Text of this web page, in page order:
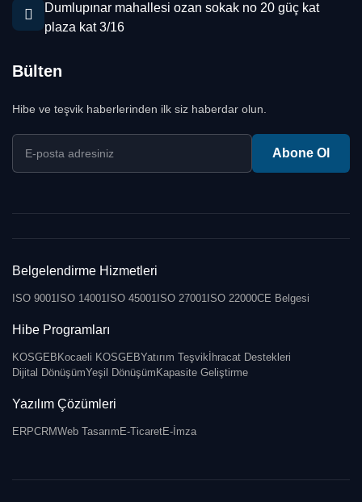
Dumlupınar mahallesi ozan sokak no 20 güç kat
plaza kat 3/16
Bülten
Hibe ve teşvik haberlerinden ilk siz haberdar olun.
Abone Ol
Belgelendirme Hizmetleri
ISO 9001 ISO 14001 ISO 45001 ISO 27001 ISO 22000CE Belgesi
Hibe Programları
KOSGEB Kocaeli KOSGEBYatırım Teşvik İhracat Destekleri
Dijital DönüşümYeşil Dönüşüm Kapasite Geliştirme
Yazılım Çözümleri
ERPCRMWeb Tasarım E-TicaretE-İmza